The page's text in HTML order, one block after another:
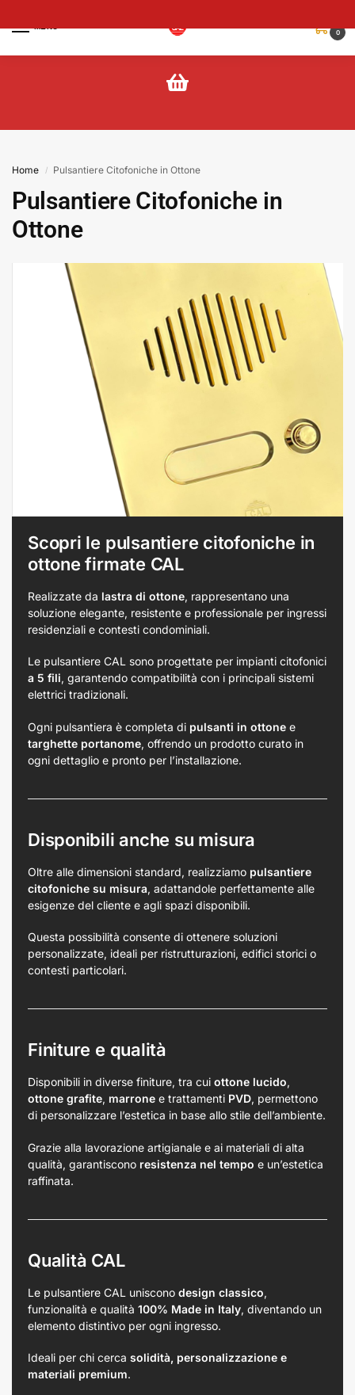
0
Home / Pulsantiere Citofoniche in Ottone
Pulsantiere Citofoniche in
Ottone
Scopri le pulsantiere citofoniche in
ottone firmate CAL
Realizzate da lastra di ottone, rappresentano una
soluzione elegante, resistente e professionale per ingressi
residenziali e contesti condominiali.
Le pulsantiere CAL sono progettate per impianti citofonici
a 5 fili, garantendo compatibilità con i principali sistemi
elettrici tradizionali.
Ogni pulsantiera è completa di pulsanti in ottone e
targhette portanome, offrendo un prodotto curato in
ogni dettaglio e pronto per l’installazione.
Disponibili anche su misura
Oltre alle dimensioni standard, realizziamo pulsantiere
citofoniche su misura, adattandole perfettamente alle
esigenze del cliente e agli spazi disponibili.
Questa possibilità consente di ottenere soluzioni
personalizzate, ideali per ristrutturazioni, edifici storici o
contesti particolari.
Finiture e qualità
Disponibili in diverse finiture, tra cui ottone lucido,
ottone grafite, marrone e trattamenti PVD, permettono
di personalizzare l’estetica in base allo stile dell’ambiente.
Grazie alla lavorazione artigianale e ai materiali di alta
qualità, garantiscono resistenza nel tempo e un’estetica
raffinata.
Qualità CAL
Le pulsantiere CAL uniscono design classico,
funzionalità e qualità 100% Made in Italy, diventando un
elemento distintivo per ogni ingresso.
Ideali per chi cerca solidità, personalizzazione e
materiali premium.